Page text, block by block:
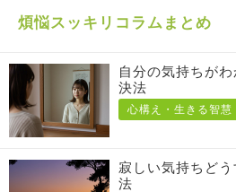
煩悩スッキリコラムまとめ
自分の気持ちが
決法
心構え・生きる智慧
寂しい気持ちど
法